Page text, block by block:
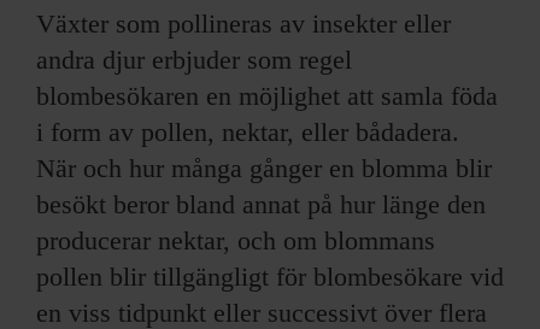
Växter som pollineras av insekter eller
andra djur erbjuder som regel
blombesökaren en möjlighet att samla föda
i form av pollen, nektar, eller bådadera.
När och hur många gånger en blomma blir
besökt beror bland annat på hur länge den
producerar nektar, och om blommans
pollen blir tillgängligt för blombesökare vid
en viss tidpunkt eller successivt över flera